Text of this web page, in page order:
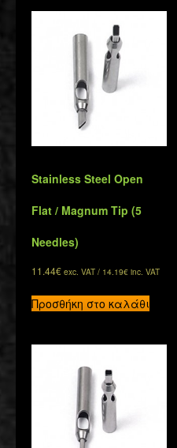
Stainless Steel Open
Flat / Magnum Tip (5
Needles)
11.44€ exc. VAT / 14.19€ inc. VAT
Προσθήκη στο καλάθι